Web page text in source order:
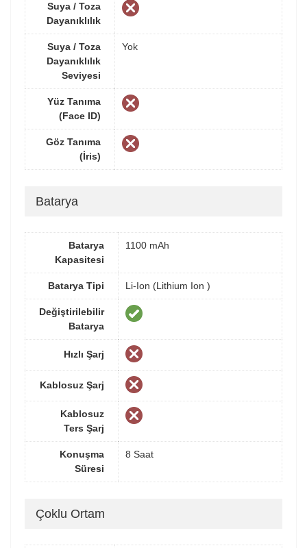
Suya / Toza
Dayanıklılık
Suya / Toza
Dayanıklılık
Seviyesi
Yok
Yüz Tanıma
(Face ID)
Göz Tanıma
(İris)
Batarya
Batarya
Kapasitesi
1100 mAh
Batarya Tipi Li-Ion (Lithium Ion )
Değiştirilebilir
Batarya
Hızlı Şarj
Kablosuz Şarj
Kablosuz
Ters Şarj
Konuşma
Süresi
8 Saat
Çoklu Ortam